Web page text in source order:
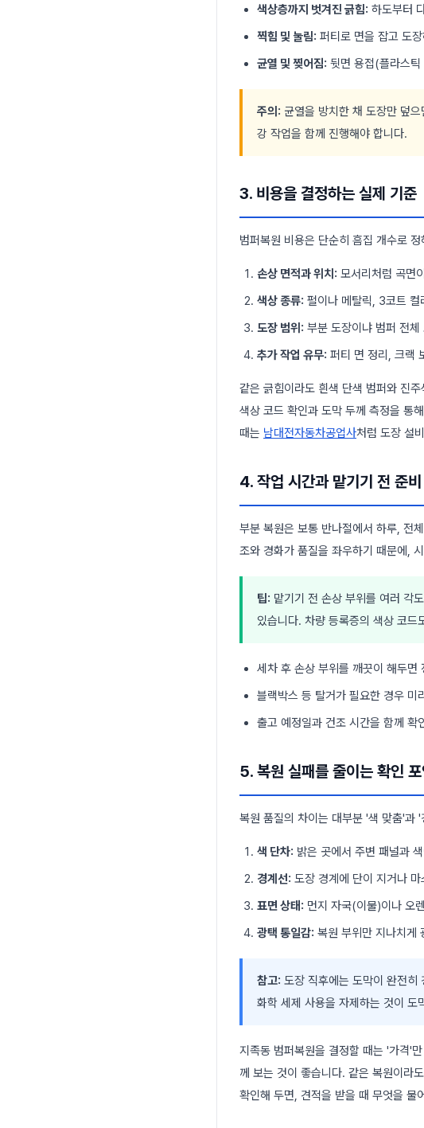
색상층까지 벗겨진 긁힘: 하도부터
찍힘 및 눌림: 퍼티로 면을 잡고 도
균열 및 찢어짐: 뒷면 용접(플라스
주의: 균열을 방치한 채 도장만 덮
강 작업을 함께 진행해야 합니다.
3. 비용을 결정하는 실제 기준
범퍼복원 비용은 단순히 흠집 개수로
손상 면적과 위치: 모서리처럼 곡면
색상 종류: 펄이나 메탈릭, 3코트 컬
도장 범위: 부분 도장이냐 범퍼 전
추가 작업 유무: 퍼티 면 정리, 크랙
같은 긁힘이라도 흰색 단색 범퍼와 진
색상 코드 확인과 도막 두께 측정을 통
때는 남대전자동차공업사처럼 도장 설
4. 작업 시간과 맡기기 전 준비
부분 복원은 보통 반나절에서 하루, 전
조와 경화가 품질을 좌우하기 때문에,
팁: 맡기기 전 손상 부위를 여러 각
있습니다. 차량 등록증의 색상 코드
세차 후 손상 부위를 깨끗이 해두면
블랙박스 등 탈거가 필요한 경우 미
출고 예정일과 건조 시간을 함께 확
5. 복원 실패를 줄이는 확인
복원 품질의 차이는 대부분 '색 맞춤'과
색 단차: 밝은 곳에서 주변 패널과
경계선: 도장 경계에 단이 지거나
표면 상태: 먼지 자국(이물)이나 오
광택 통일감: 복원 부위만 지나치게
참고: 도장 직후에는 도막이 완전히
화학 세제 사용을 자제하는 것이 도
지족동 범퍼복원을 결정할 때는 '가격'
께 보는 것이 좋습니다. 같은 복원이라
확인해 두면, 견적을 받을 때 무엇을 물